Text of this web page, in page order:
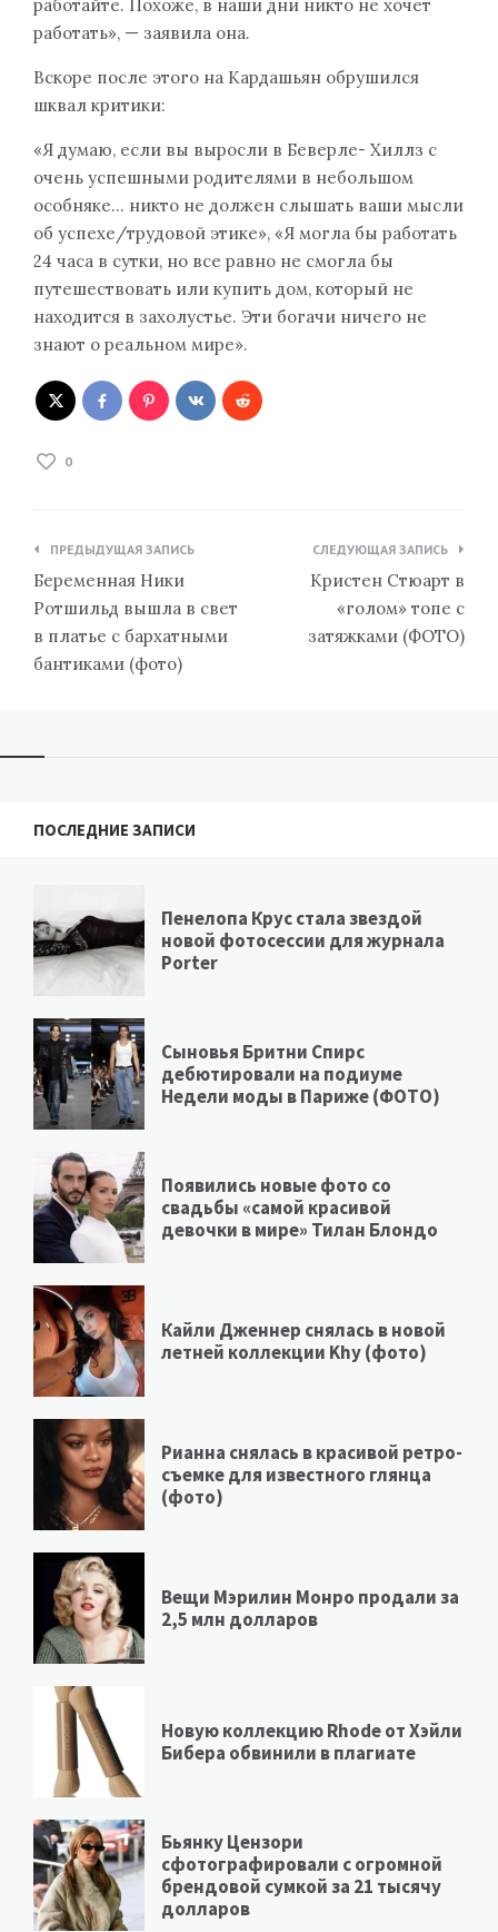
работайте. Похоже, в наши дни никто не хочет
работать», — заявила она.
Вскоре после этого на Кардашьян обрушился
шквал критики:
«Я думаю, если вы выросли в Беверле- Хиллз с
очень успешными родителями в небольшом
особняке… никто не должен слышать ваши мысли
об успехе/трудовой этике», «Я могла бы работать
24 часа в сутки, но все равно не смогла бы
путешествовать или купить дом, который не
находится в захолустье. Эти богачи ничего не
знают о реальном мире».
0
Навигация
по
записям
ПРЕДЫДУЩАЯ ЗАПИСЬ
Беременная Ники
Ротшильд вышла в свет
в платье с бархатными
бантиками (фото)
СЛЕДУЮЩАЯ ЗАПИСЬ
Кристен Стюарт в
«голом» топе с
затяжками (ФОТО)
ПОСЛЕДНИЕ ЗАПИСИ
Пенелопа Крус стала звездой
новой фотосессии для журнала
Porter
Сыновья Бритни Спирс
дебютировали на подиуме
Недели моды в Париже (ФОТО)
Появились новые фото со
свадьбы «самой красивой
девочки в мире» Тилан Блондо
Кайли Дженнер снялась в новой
летней коллекции Khy (фото)
Рианна снялась в красивой ретро-
съемке для известного глянца
(фото)
Вещи Мэрилин Монро продали за
2,5 млн долларов
Новую коллекцию Rhode от Хэйли
Бибера обвинили в плагиате
Бьянку Цензори
сфотографировали с огромной
брендовой сумкой за 21 тысячу
долларов